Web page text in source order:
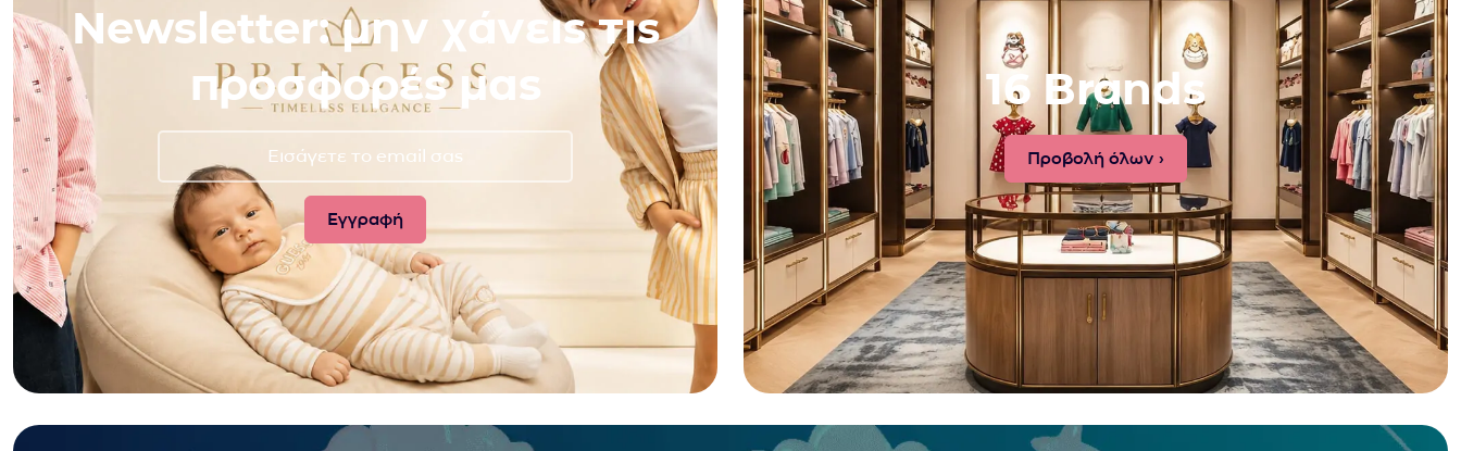
Newsletter: μην χάνεις τις
προσφορές μας
16 Brands
Προβολή όλων ›